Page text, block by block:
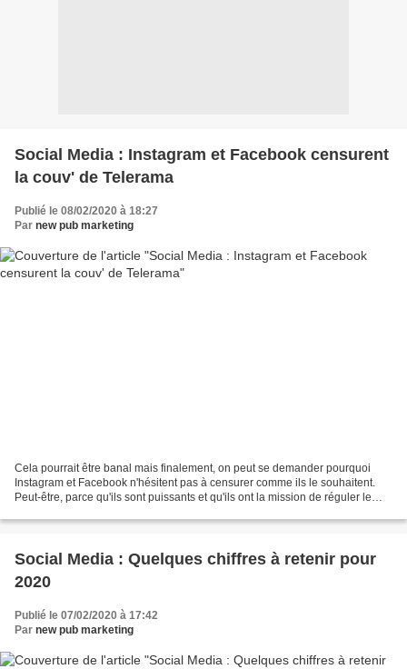
Social Media : Instagram et Facebook censurent
la couv' de Telerama
Publié le 08/02/2020 à 18:27
Par new pub marketing
Cela pourrait être banal mais finalement, on peut se demander pourquoi
Instagram et Facebook n'hésitent pas à censurer comme ils le souhaitent.
Peut-être, parce qu'ils sont puissants et qu'ils ont la mission de réguler le
Social Media : Quelques chiffres à retenir pour
2020
Publié le 07/02/2020 à 17:42
Par new pub marketing